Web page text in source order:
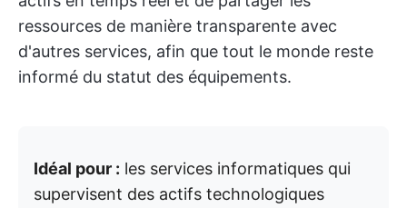
ressources de manière transparente avec
d'autres services, afin que tout le monde reste
informé du statut des équipements.
Idéal pour : les services informatiques qui
supervisent des actifs technologiques